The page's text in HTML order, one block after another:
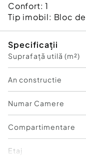
Confort:1
Tip imobil: Bloc
Specificații
Suprafață utilă (m²)
An constructie
Numar Camere
Compartimentare
Etaj